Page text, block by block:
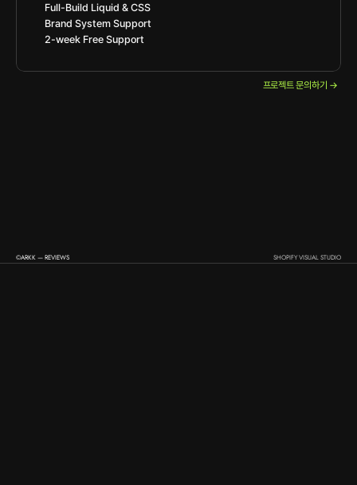
Full-Build Liquid & CSS
Brand System Support
2-week Free Support
프로젝트 문의하기 →
©ARKK — REVIEWS SHOPIFY VISUAL STUDIO